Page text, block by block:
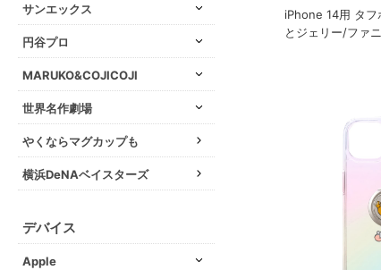
サンエックス
円谷プロ
MARUKO&COJICOJI
世界名作劇場
やくならマグカップも
横浜DeNAベイスターズ
デバイス
Apple
iPhone 14用 タ
とジェリー/ファ